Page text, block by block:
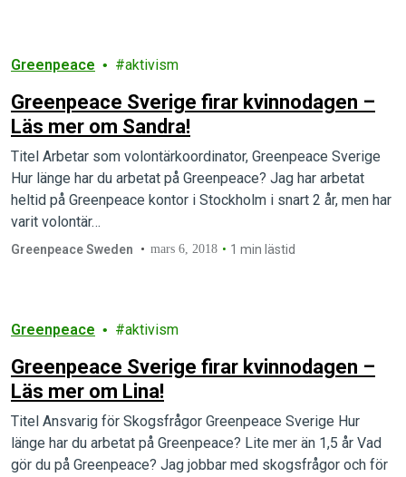
Greenpeace aktivism
Greenpeace Sverige firar kvinnodagen –
Läs mer om Sandra!
Titel Arbetar som volontärkoordinator, Greenpeace Sverige
Hur länge har du arbetat på Greenpeace? Jag har arbetat
heltid på Greenpeace kontor i Stockholm i snart 2 år, men har
varit volontär…
Greenpeace Sweden mars 6, 2018 1 min lästid
Greenpeace aktivism
Greenpeace Sverige firar kvinnodagen –
Läs mer om Lina!
Titel Ansvarig för Skogsfrågor Greenpeace Sverige Hur
länge har du arbetat på Greenpeace? Lite mer än 1,5 år Vad
gör du på Greenpeace? Jag jobbar med skogsfrågor och för